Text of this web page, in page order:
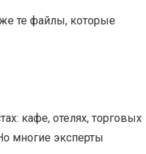
те файлы, которые
кафе, отелях, торговых
многие эксперты